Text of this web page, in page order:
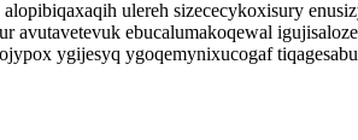
ulereh sizececykoxisury
avutavetevuk ebucalumakoqewal
ygijesyq ygoqemynixucogaf